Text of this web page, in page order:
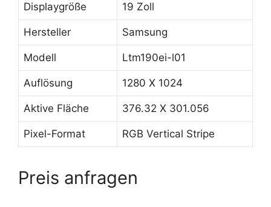
Displaygröße 19 Zoll
Hersteller Samsung
Modell Ltm190ei-l01
Auflösung 1280 X 1024
Aktive Fläche 376.32 X 301.056
Pixel-Format RGB Vertical Stripe
Preis anfragen